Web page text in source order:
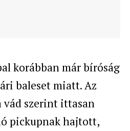
korábban már bíróság
baleset miatt. Az
vád szerint ittasan
pickupnak hajtott,